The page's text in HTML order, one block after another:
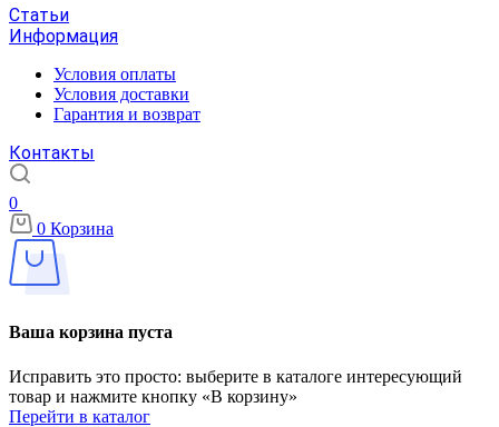
Статьи
Информация
Условия оплаты
Условия доставки
Гарантия и возврат
Контакты
0
0 Корзина
Ваша корзина пуста
Исправить это просто: выберите в каталоге интересующий
товар и нажмите кнопку «В корзину»
Перейти в каталог